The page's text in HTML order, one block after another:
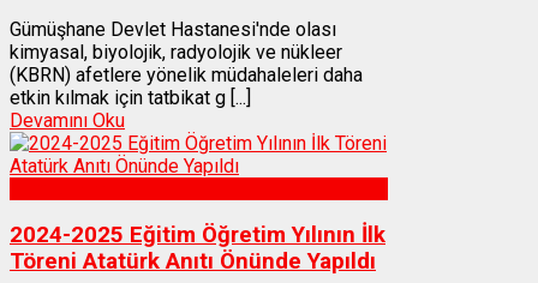
Gümüşhane Devlet Hastanesi'nde olası
kimyasal, biyolojik, radyolojik ve nükleer
(KBRN) afetlere yönelik müdahaleleri daha
etkin kılmak için tatbikat g [...]
Devamını Oku
2024-2025 Eğitim Öğretim Yılının İlk
Töreni Atatürk Anıtı Önünde Yapıldı